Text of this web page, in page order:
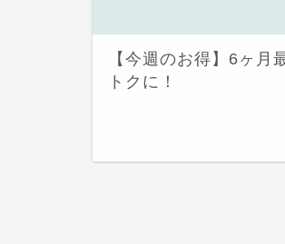
【今週のお得】6ヶ月
トクに！